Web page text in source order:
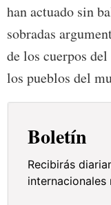
han actuado sin
sobradas
de los cuerpos
los pueblos del
Boletín
Recibirás
internacionales